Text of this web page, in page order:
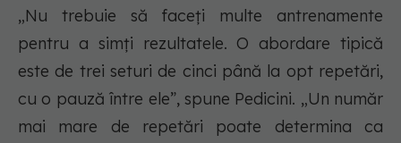
„Nu trebuie să faceți multe antrenamente
pentru a simți rezultatele. O abordare tipică
este de trei seturi de cinci până la opt repetări,
cu o pauză între ele”, spune Pedicini. „Un număr
mai mare de repetări poate determina ca